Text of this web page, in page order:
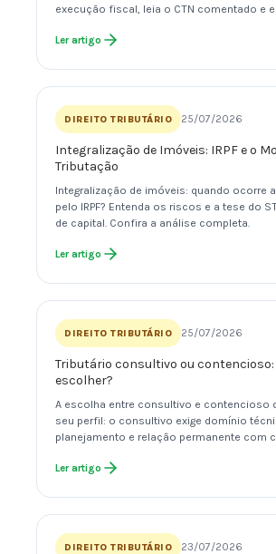
execução fiscal, leia o CTN comentado e
Ler artigo
DIREITO TRIBUTÁRIO 25/07/2026
Integralização de Imóveis: IRPF e o
Tributação
Integralização de imóveis: quando ocorre
pelo IRPF? Entenda os riscos e a tese do
de capital. Confira a análise completa.
Ler artigo
DIREITO TRIBUTÁRIO 25/07/2026
Tributário consultivo ou contencioso:
escolher?
A escolha entre consultivo e contencioso
seu perfil: o consultivo exige domínio
planejamento e relação permanente com
Ler artigo
DIREITO TRIBUTÁRIO 23/07/2026